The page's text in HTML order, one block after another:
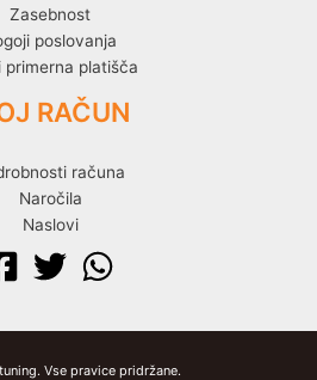
Zasebnost
poslovanja
primerna platišča
RAČUN
računa
Naročila
Naslovi
Vse pravice pridržane.